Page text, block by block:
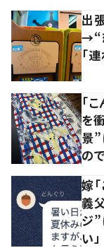
出
→“
「
「
を
景”
の
嫁
義
ジ”
い」